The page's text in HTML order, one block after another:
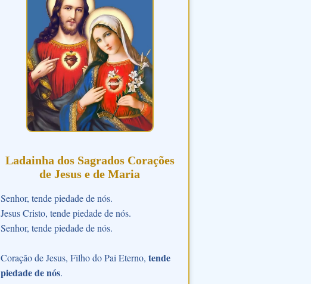
Ladainha dos Sagrados Corações
de Jesus e de Maria
Senhor, tende piedade de nós.
Jesus Cristo, tende piedade de nós.
Senhor, tende piedade de nós.
Coração de Jesus, Filho do Pai Eterno, tende
piedade de nós.